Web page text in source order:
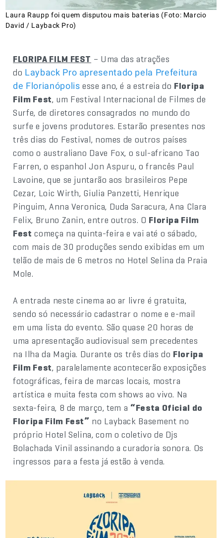
Laura Raupp foi quem disputou mais baterias (Foto: Marcio
David / Layback Pro)
FLORIPA FILM FEST – Uma das atrações
do Layback Pro apresentado pela Prefeitura
de Florianópolis esse ano, é a estreia do Floripa
Film Fest, um Festival Internacional de Filmes de
Surfe, de diretores consagrados no mundo do
surfe e jovens produtores. Estarão presentes nos
três dias do Festival, nomes de outros países
como o australiano Dave Fox, o sul-africano Tao
Farren, o espanhol Jon Aspuru, o francês Paul
Lavoine, que se juntarão aos brasileiros Pepe
Cezar, Loic Wirth, Giulia Panzetti, Henrique
Pinguim, Anna Veronica, Duda Saracura, Ana Clara
Felix, Bruno Zanin, entre outros. O Floripa Film
Fest começa na quinta-feira e vai até o sábado,
com mais de 30 produções sendo exibidas em um
telão de mais de 6 metros no Hotel Selina da Praia
Mole.
A entrada neste cinema ao ar livre é gratuita,
sendo só necessário cadastrar o nome e e-mail
em uma lista do evento. São quase 20 horas de
uma apresentação audiovisual sem precedentes
na Ilha da Magia. Durante os três dias do Floripa
Film Fest, paralelamente acontecerão exposições
fotográficas, feira de marcas locais, mostra
artística e muita festa com shows ao vivo. Na
sexta-feira, 8 de março, tem a “Festa Oficial do
Floripa Film Fest” no Layback Basement no
próprio Hotel Selina, com o coletivo de Djs
Bolachada Vinil assinando a curadoria sonora. Os
ingressos para a festa já estão à venda.